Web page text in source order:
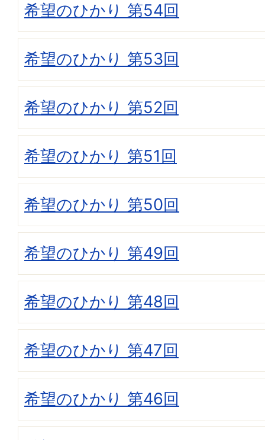
希望のひかり 第54回
希望のひかり 第53回
希望のひかり 第52回
希望のひかり 第51回
希望のひかり 第50回
希望のひかり 第49回
希望のひかり 第48回
希望のひかり 第47回
希望のひかり 第46回